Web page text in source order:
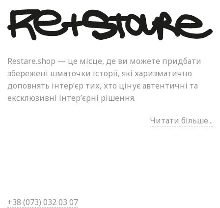
Restare.shop — це місце, де ви можете придбати
збережені шматочки історії, які харизматично
доповнять інтер’єр тих, хто цінує автентичні та
ексклюзивні інтер’єрні рішення.
Читати більше...
+38 (073) 032 03 07